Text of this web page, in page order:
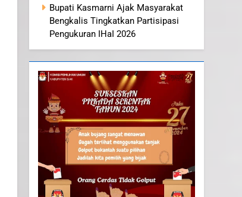
Bupati Kasmarni Ajak Masyarakat
Bengkalis Tingkatkan Partisipasi
Pengukuran IHaI 2026